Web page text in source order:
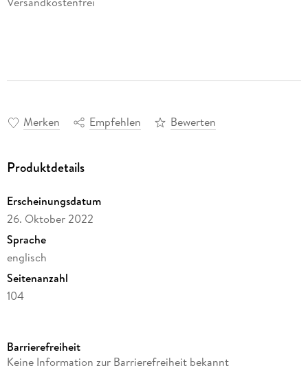
Merken Empfehlen Bewerten
Produktdetails
Erscheinungsdatum
26. Oktober 2022
Sprache
englisch
Seitenanzahl
104
Verlag/Hersteller
Barrierefreiheit
Keine Information zur Barrierefreiheit bekannt